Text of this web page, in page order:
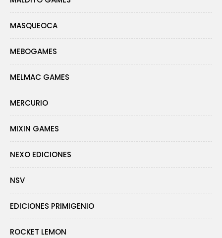
MASQUEOCA
MEBOGAMES
MELMAC GAMES
MERCURIO
MIXIN GAMES
NEXO EDICIONES
NSV
EDICIONES PRIMIGENIO
ROCKET LEMON